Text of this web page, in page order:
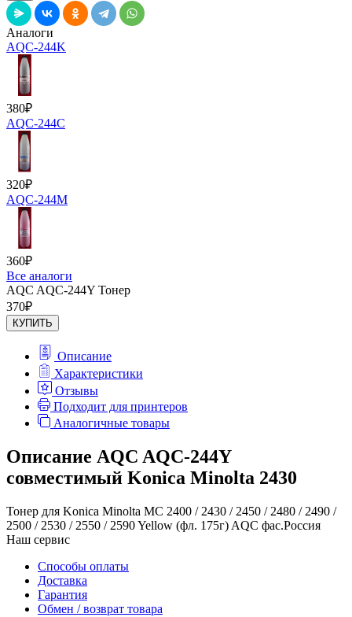
Аналоги
AQC-244K
380₽
AQC-244C
320₽
AQC-244M
360₽
Все аналоги
AQC AQC-244Y Тонер
370₽
КУПИТЬ
Описание
Характеристики
Отзывы
Подходит для принтеров
Аналогичные товары
Описание AQC AQC-244Y
совместимый Konica Minolta 2430
Тонер для Konica Minolta MC 2400 / 2430 / 2450 / 2480 / 2490 /
2500 / 2530 / 2550 / 2590 Yellow (фл. 175г) AQC фас.Россия
Наш сервис
Способы оплаты
Доставка
Гарантия
Обмен / возврат товара